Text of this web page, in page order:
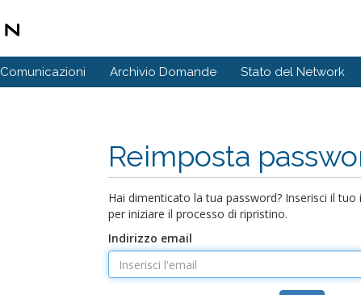
Comunicazioni Archivio Domande Stato del Network
Reimposta
Hai dimenticato la tua password? Inserisci il
per iniziare il processo di ripristino.
Indirizzo email